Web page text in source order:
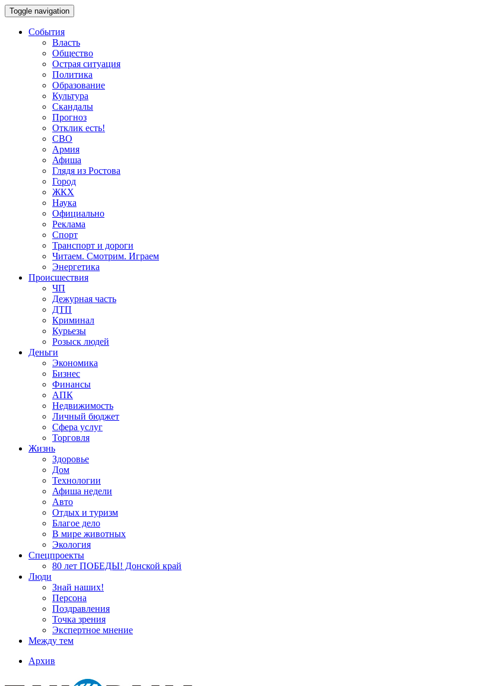
Toggle navigation
События
Власть
Общество
Острая ситуация
Политика
Образование
Культура
Скандалы
Прогноз
Отклик есть!
СВО
Армия
Афиша
Глядя из Ростова
Город
ЖКХ
Наука
Официально
Реклама
Спорт
Транспорт и дороги
Читаем. Смотрим. Играем
Энергетика
Происшествия
ЧП
Дежурная часть
ДТП
Криминал
Курьезы
Розыск людей
Деньги
Экономика
Бизнес
Финансы
АПК
Недвижимость
Личный бюджет
Сфера услуг
Торговля
Жизнь
Здоровье
Дом
Технологии
Афиша недели
Авто
Отдых и туризм
Благое дело
В мире животных
Экология
Спецпроекты
80 лет ПОБЕДЫ! Донской край
Люди
Знай наших!
Персона
Поздравления
Точка зрения
Экспертное мнение
Между тем
Архив